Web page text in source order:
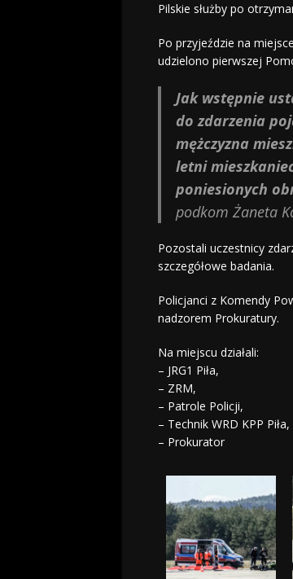
Pilskie służby po
Po przyjeździe na
udzielono pierwszej
Jak wstępnie
do zdarzenia
mężczyzna
letni
poniesionych
podkom Żaneta
Pozostali uczestnicy
szczegółowe badania.
Policjanci z Komendy
nadzorem Prokuratury.
Na miejscu działali:
– JRG1 Piła,
– ZRM,
– Patrole Policji,
– Technik WRD KPP Piła,
– Prokurator